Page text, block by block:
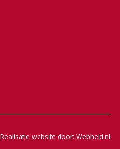
Realisatie website door: Webheld.nl